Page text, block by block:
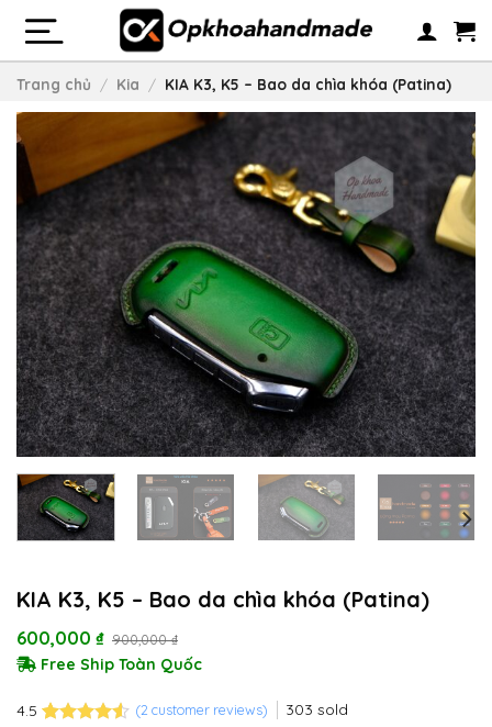
content
Trang chủ / Kia / KIA K3, K5 – Bao da chìa khóa (Patina)
KIA K3, K5 – Bao da chìa khóa (Patina)
600,000 ₫ 900,000₫
Free Ship Toàn Quốc
4.5 (2 customer reviews) 303 sold